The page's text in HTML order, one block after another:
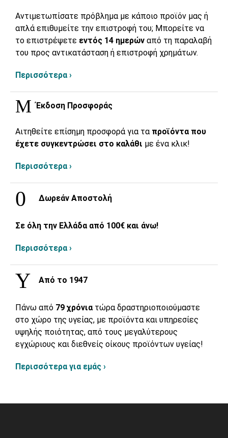
Αντιμετωπίσατε πρόβλημα με κάποιο προϊόν μας ή
απλά επιθυμείτε την επιστροφή του; Μπορείτε να
το επιστρέψετε εντός 14 ημερών από τη παραλαβή
του προς αντικατάσταση ή επιστροφή χρημάτων.
Περισσότερα ›
Έκδοση Προσφοράς
Αιτηθείτε επίσημη προσφορά για τα προϊόντα που
έχετε συγκεντρώσει στο καλάθι με ένα κλικ!
Περισσότερα ›
Δωρεάν Αποστολή
Σε όλη την Ελλάδα από 100€ και άνω!
Περισσότερα ›
Από το 1947
Πάνω από 79 χρόνια τώρα δραστηριοποιούμαστε
στο χώρο της υγείας, με προϊόντα και υπηρεσίες
υψηλής ποιότητας, από τους μεγαλύτερους
εγχώριους και διεθνείς οίκους προϊόντων υγείας!
Περισσότερα για εμάς ›